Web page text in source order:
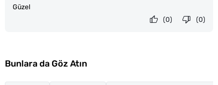
Güzel
(0)
(0)
Bunlara da Göz Atın